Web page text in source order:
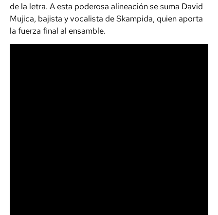
de la letra. A esta poderosa alineación se suma David
Mujica, bajista y vocalista de Skampida, quien aporta
la fuerza final al ensamble.